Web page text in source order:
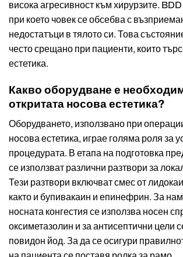
висока агресивност към хирурзите.
при което човек се обсебва с
недостатъци в тялото си. Това
често срещано при пациенти, които
естетика.
Какво оборудване е
откритата носова естетика?
Оборудването, използвано при
носова естетика, играе голяма роля за
процедурата. В етапа на подготовка
се използват различни разтвори за
Тези разтвори включват смес от
както и бупивакаин и епинефрин. За
носната конгестия се използва носен
оксиметазолин и за антисептични цели
повидон йод. За да се осигури